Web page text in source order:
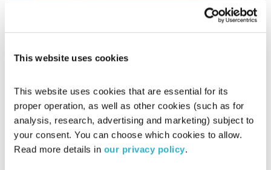
This website uses cookies
This website uses cookies that are essential for its
proper operation, as well as other cookies (such as for
analysis, research, advertising and marketing) subject to
your consent. You can choose which cookies to allow.
Read more details in our privacy policy.
התעוררות
גליה גלעדי
01.03.22
01:28:13